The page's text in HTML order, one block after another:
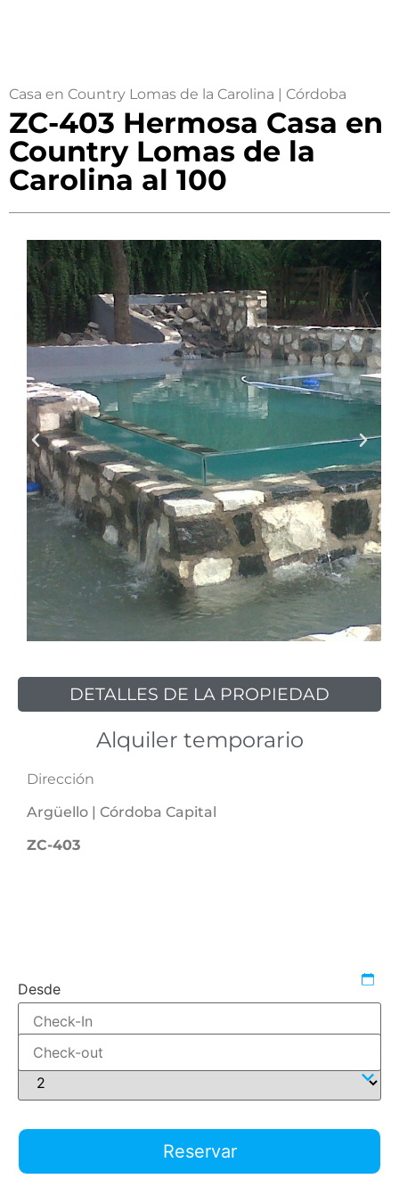
Casa en Country Lomas de la Carolina | Córdoba
ZC-403 Hermosa Casa en
Country Lomas de la
Carolina al 100
DETALLES DE LA PROPIEDAD
Alquiler temporario
Dirección
Argüello | Córdoba Capital
ZC-403
Desde
Hasta
Adultos
Reservar